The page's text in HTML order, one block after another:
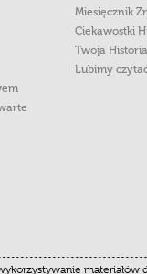
Miesięcznik
Ciekawostki
Twoja Historia
Lubimy